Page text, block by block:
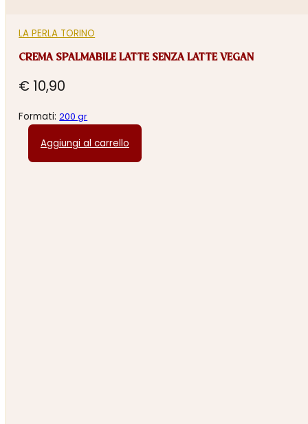
LA PERLA TORINO
CREMA SPALMABILE LATTE SENZA LATTE VEGAN
€ 10,90
Formati:200 gr
Aggiungi al carrello